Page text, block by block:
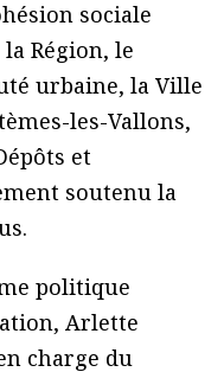
sociale
Région, le
urbaine, la Ville
les-Vallons,
et
soutenu la
politique
Arlette
charge du